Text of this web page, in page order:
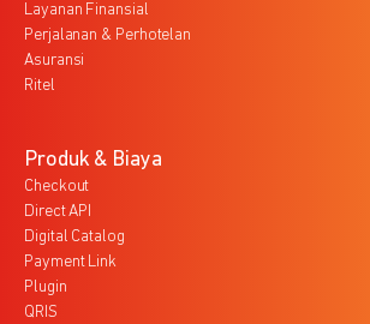
Layanan Finansial
Perjalanan & Perhotelan
Asuransi
Ritel
Produk & Biaya
Checkout
Direct API
Digital Catalog
Payment Link
Plugin
QRIS